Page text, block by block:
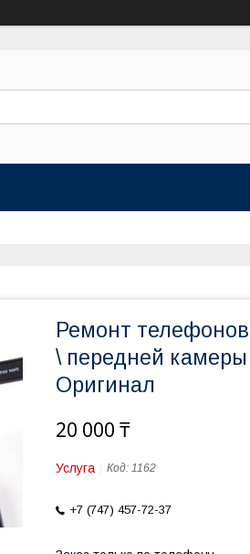
Ремонт
\ передней
Оригинал
20 000 ₸
Услуга Код: 1162
+7 (747) 457-72-37